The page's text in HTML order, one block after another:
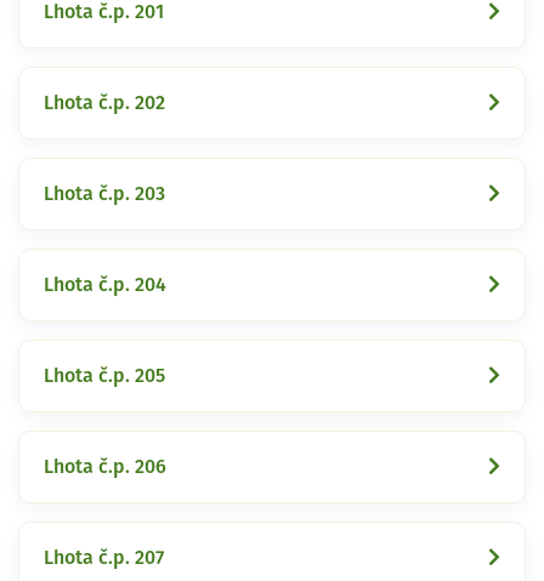
Lhota č.p. 201
Lhota č.p. 202
Lhota č.p. 203
Lhota č.p. 204
Lhota č.p. 205
Lhota č.p. 206
Lhota č.p. 207